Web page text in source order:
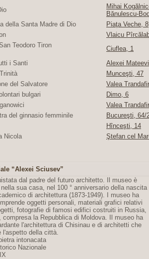
Mihai
Bănulescu-
della Santa Madre di Dio
Piaţa Veche, 8
Vlaicu
Teodoro Tiron
Ciuflea, 1
i Santi
Alexei
Munceşti, 47
del Salvatore
Valea
bulgari
Dimo, 6
Valea
del ginnasio femminile
Bucureşti, 64/
Hînceşti, 14
Nicola
Ştefan cel
“Alexei Sciusev”
dal padre del futuro architetto. Il museo è
sua casa, nel 100 ° anniversario della nascita
di architettura (1873-1949). I museo ha
oggetti personali, materiali grafici relativi
fotografie di famosi edifici costruiti in Russia,
la Repubblica di Moldova. Il museo ha
l'architettura di Chisinau e di architetti che
l'aspetto della città.
intonacata
Nazionale